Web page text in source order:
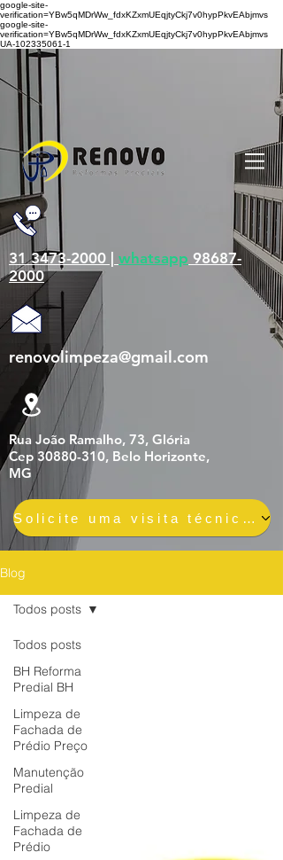
google-site-
verification=YBw5qMDrWw_fdxKZxmUEqjtyCkj7v0hypPkvEAbjmvs
google-site-
verification=YBw5qMDrWw_fdxKZxmUEqjtyCkj7v0hypPkvEAbjmvs
UA-102335061-1
31 3473-2000 | whatsapp 98687-
2000
renovolimpeza@gmail.com
Rua João Ramalho, 73, Glória
Cep 30880-310, Belo Horizonte,
MG
Solicite uma visita técnica gratuita e sem compromisso
Blog
Todos posts
BH Reforma
Predial BH
Limpeza de
Fachada de
Prédio Preço
Manutenção
Predial
Limpeza de
Fachada de
Prédio
Todos posts